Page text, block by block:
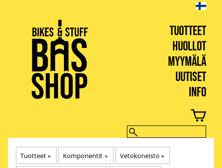
TUOTTEET
HUOLLOT
MYYMÄLÄ
UUTISET
INFO
BIKES & STUFF
Tuotteet‪» Komponentit ‪» Vetokoneisto ‪»